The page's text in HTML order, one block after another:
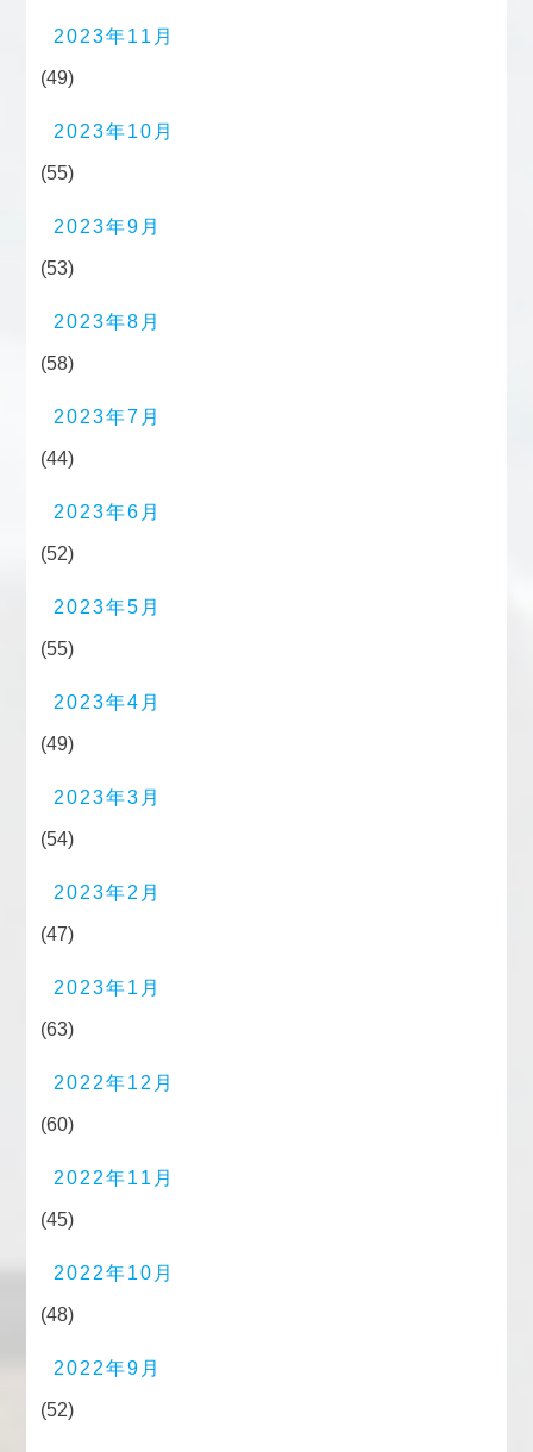
2023年11月
(49)
2023年10月
(55)
2023年9月
(53)
2023年8月
(58)
2023年7月
(44)
2023年6月
(52)
2023年5月
(55)
2023年4月
(49)
2023年3月
(54)
2023年2月
(47)
2023年1月
(63)
2022年12月
(60)
2022年11月
(45)
2022年10月
(48)
2022年9月
(52)